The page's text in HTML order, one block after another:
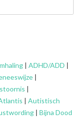
| ADHD/ADD |
|
|
| Autistisch
| Bijna Dood